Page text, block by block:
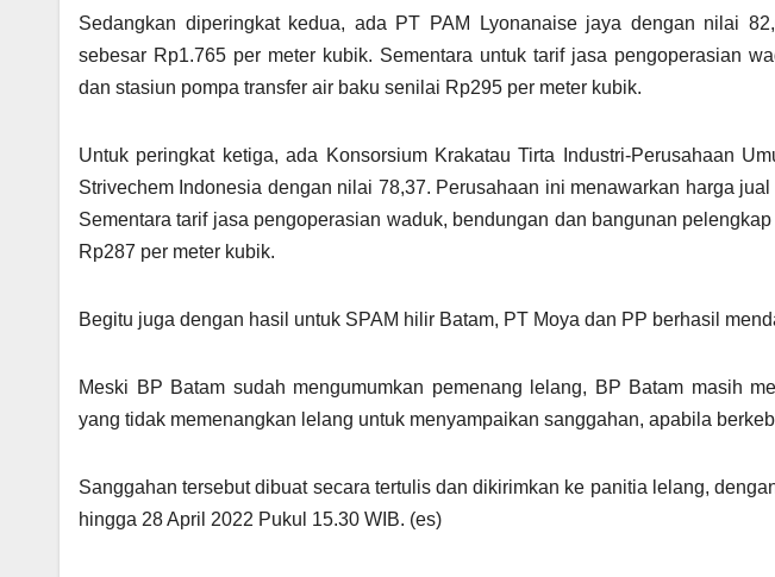
Sedangkan diperingkat kedua, ada PT PAM Lyonanaise jaya dengan nilai
sebesar Rp1.765 per meter kubik. Sementara untuk tarif jasa pengoperasian
dan stasiun pompa transfer air baku senilai Rp295 per meter kubik.
Untuk peringkat ketiga, ada Konsorsium Krakatau Tirta Industri-Perusahaan
Strivechem Indonesia dengan nilai 78,37. Perusahaan ini menawarkan harga
Sementara tarif jasa pengoperasian waduk, bendungan dan bangunan
Rp287 per meter kubik.
Begitu juga dengan hasil untuk SPAM hilir Batam, PT Moya dan PP berhasil
Meski BP Batam sudah mengumumkan pemenang lelang, BP Batam masih
yang tidak memenangkan lelang untuk menyampaikan sanggahan, apabila
Sanggahan tersebut dibuat secara tertulis dan dikirimkan ke panitia lelang,
hingga 28 April 2022 Pukul 15.30 WIB. (es)